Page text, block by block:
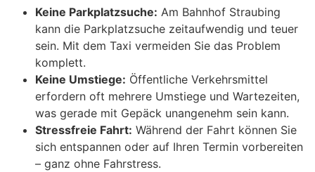
Keine Parkplatzsuche: Am Bahnhof Straubing
kann die Parkplatzsuche zeitaufwendig und teuer
sein. Mit dem Taxi vermeiden Sie das Problem
komplett.
Keine Umstiege: Öffentliche Verkehrsmittel
erfordern oft mehrere Umstiege und Wartezeiten,
was gerade mit Gepäck unangenehm sein kann.
Stressfreie Fahrt: Während der Fahrt können Sie
sich entspannen oder auf Ihren Termin vorbereiten
– ganz ohne Fahrstress.